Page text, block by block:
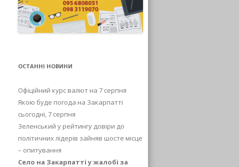
ОСТАННІ НОВИНИ
Офіційний курс валют на 7 серпня
Якою буде погода на Закарпатті
сьогодні, 7 серпня
Зеленський у рейтингу довіри до
політичних лідерів зайняв шосте місце
– опитування
Село на Закарпатті у жалобі за